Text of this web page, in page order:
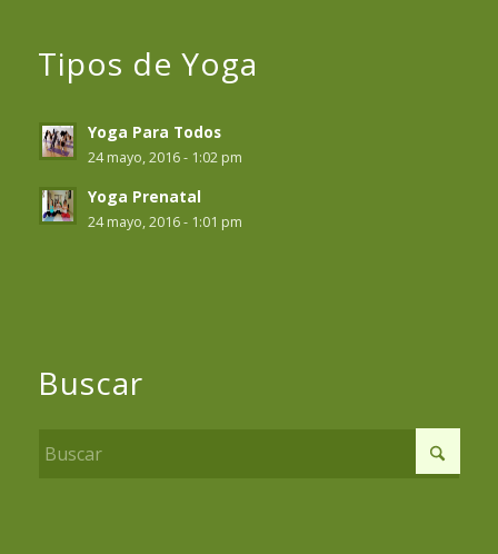
Tipos de Yoga
Yoga Para Todos
24 mayo, 2016 - 1:02 pm
Yoga Prenatal
24 mayo, 2016 - 1:01 pm
Buscar